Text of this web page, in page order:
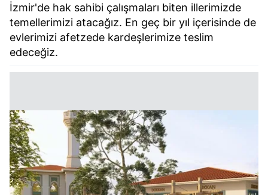
İzmir'de hak sahibi çalışmaları biten illerimizde
temellerimizi atacağız. En geç bir yıl içerisinde de
evlerimizi afetzede kardeşlerimize teslim
edeceğiz.